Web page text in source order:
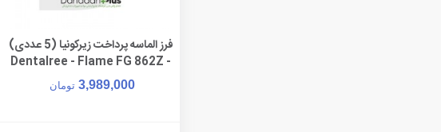
افزودن به سبد خرید فرز الماسه پرداخت زیرکونیا (5 عددی)
- Dentalree - Flame FG 862Z
3,989,000 تومان